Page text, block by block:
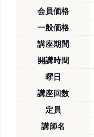
会員価格
一般価格
講座期間
開講時間
曜日
講座回数
定員
講師名